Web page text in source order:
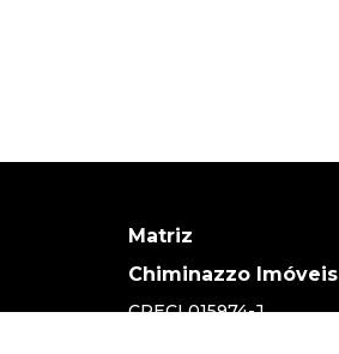
Matriz
Chiminazzo Imóveis
CRECI015974-J